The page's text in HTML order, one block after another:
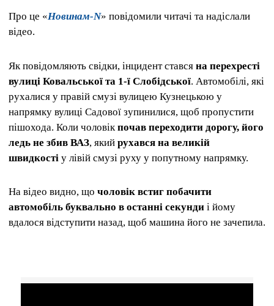
Про це «Новинам-N» повідомили читачі та надіслали
відео.
Як повідомляють свідки, інцидент стався на перехресті
вулиці Ковальської та 1-ї Слобідської. Автомобілі, які
рухалися у правій смузі вулицею Кузнецькою у
напрямку вулиці Садової зупинилися, щоб пропустити
пішохода. Коли чоловік почав переходити дорогу, його
ледь не збив ВАЗ, який рухався на великій
швидкості у лівій смузі руху у попутному напрямку.
На відео видно, що чоловік встиг побачити
автомобіль буквально в останні секунди і йому
вдалося відступити назад, щоб машина його не зачепила.